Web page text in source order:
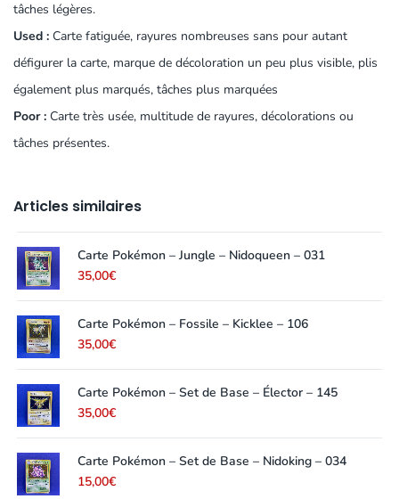
tâches légères.
Used : Carte fatiguée, rayures nombreuses sans pour autant
défigurer la carte, marque de décoloration un peu plus visible, plis
également plus marqués, tâches plus marquées
Poor : Carte très usée, multitude de rayures, décolorations ou
tâches présentes.
Articles similaires
Carte Pokémon – Jungle – Nidoqueen – 031
35,00€
Carte Pokémon – Fossile – Kicklee – 106
35,00€
Carte Pokémon – Set de Base – Élector – 145
35,00€
Carte Pokémon – Set de Base – Nidoking – 034
15,00€